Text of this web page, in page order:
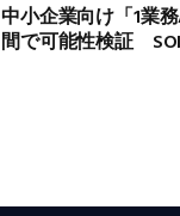
中小企業向け「1業
間で可能性検証